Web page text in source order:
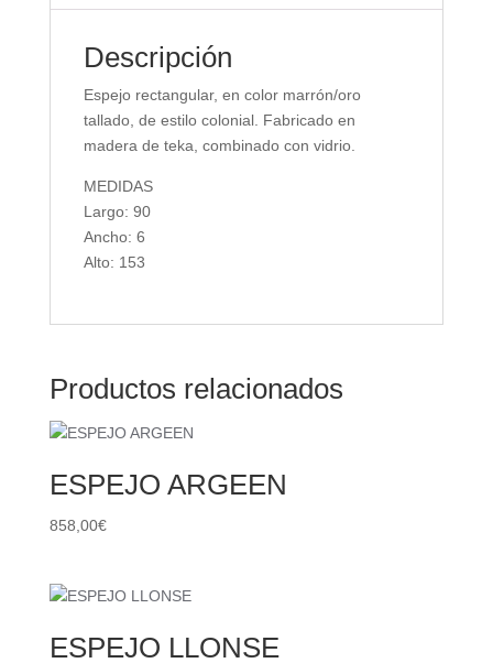
Descripción
Espejo rectangular, en color marrón/oro
tallado, de estilo colonial. Fabricado en
madera de teka, combinado con vidrio.
MEDIDAS
Largo: 90
Ancho: 6
Alto: 153
Productos relacionados
ESPEJO ARGEEN
858,00€
ESPEJO LLONSE